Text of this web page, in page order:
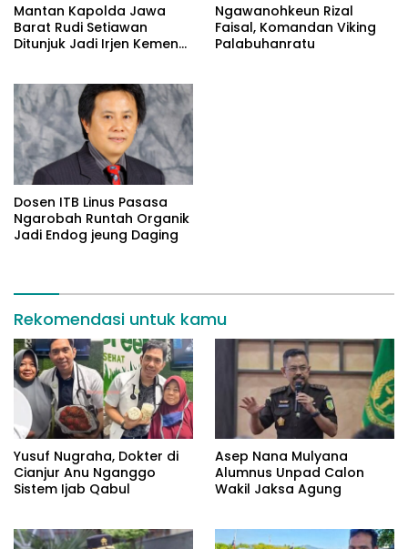
Mantan Kapolda Jawa
Barat Rudi Setiawan
Ditunjuk Jadi Irjen Kemen
Ngawanohkeun Rizal
Faisal, Komandan Viking
Palabuhanratu
Dosen ITB Linus Pasasa
Ngarobah Runtah Organik
Jadi Endog jeung Daging
Rekomendasi untuk kamu
Yusuf Nugraha, Dokter di
Cianjur Anu Nganggo
Sistem Ijab Qabul
Asep Nana Mulyana
Alumnus Unpad Calon
Wakil Jaksa Agung